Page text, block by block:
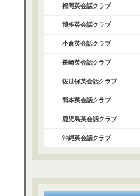
福岡英会話クラブ
博多英会話クラブ
小倉英会話クラブ
長崎英会話クラブ
佐世保英会話クラブ
熊本英会話クラブ
鹿児島英会話クラブ
沖縄英会話クラブ